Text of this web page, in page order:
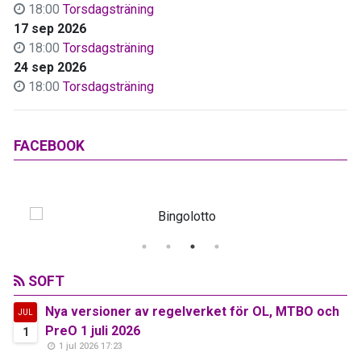
18:00 Torsdagsträning
17 sep 2026
18:00 Torsdagsträning
24 sep 2026
18:00 Torsdagsträning
FACEBOOK
SOFT
JUL
1
Nya versioner av regelverket för OL, MTBO och
PreO 1 juli 2026
1 jul 2026 17:23